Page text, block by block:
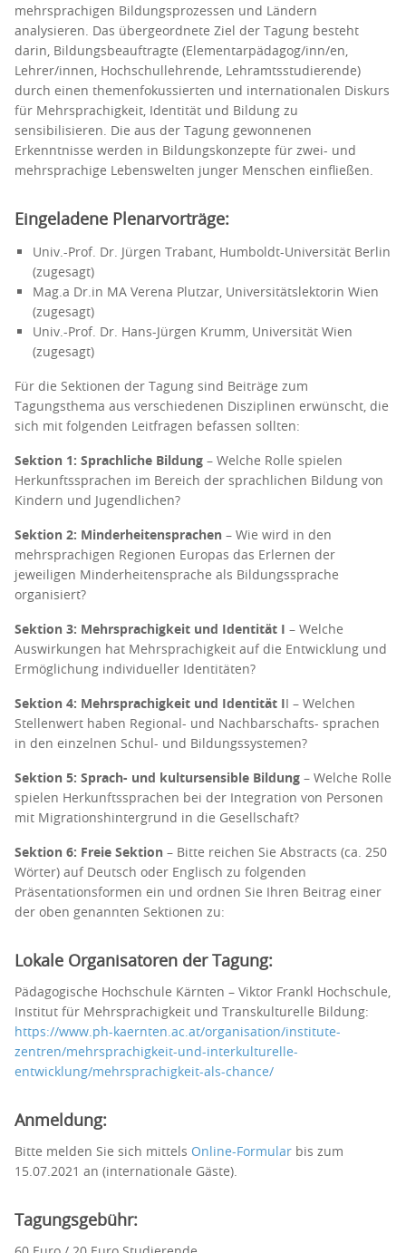
mehrsprachigen Bildungsprozessen und Ländern
analysieren. Das übergeordnete Ziel der Tagung besteht
darin, Bildungsbeauftragte (Elementarpädagog/inn/en,
Lehrer/innen, Hochschullehrende, Lehramtsstudierende)
durch einen themenfokussierten und internationalen Diskurs
für Mehrsprachigkeit, Identität und Bildung zu
sensibilisieren. Die aus der Tagung gewonnenen
Erkenntnisse werden in Bildungskonzepte für zwei- und
mehrsprachige Lebenswelten junger Menschen einfließen.
Eingeladene Plenarvorträge:
Univ.-Prof. Dr. Jürgen Trabant, Humboldt-Universität Berlin
(zugesagt)
Mag.a Dr.in MA Verena Plutzar, Universitätslektorin Wien
(zugesagt)
Univ.-Prof. Dr. Hans-Jürgen Krumm, Universität Wien
(zugesagt)
Für die Sektionen der Tagung sind Beiträge zum
Tagungsthema aus verschiedenen Disziplinen erwünscht, die
sich mit folgenden Leitfragen befassen sollten:
Sektion 1: Sprachliche Bildung – Welche Rolle spielen
Herkunftssprachen im Bereich der sprachlichen Bildung von
Kindern und Jugendlichen?
Sektion 2: Minderheitensprachen – Wie wird in den
mehrsprachigen Regionen Europas das Erlernen der
jeweiligen Minderheitensprache als Bildungssprache
organisiert?
Sektion 3: Mehrsprachigkeit und Identität I – Welche
Auswirkungen hat Mehrsprachigkeit auf die Entwicklung und
Ermöglichung individueller Identitäten?
Sektion 4: Mehrsprachigkeit und Identität II – Welchen
Stellenwert haben Regional- und Nachbarschafts- sprachen
in den einzelnen Schul- und Bildungssystemen?
Sektion 5: Sprach- und kultursensible Bildung – Welche Rolle
spielen Herkunftssprachen bei der Integration von Personen
mit Migrationshintergrund in die Gesellschaft?
Sektion 6: Freie Sektion – Bitte reichen Sie Abstracts (ca. 250
Wörter) auf Deutsch oder Englisch zu folgenden
Präsentationsformen ein und ordnen Sie Ihren Beitrag einer
der oben genannten Sektionen zu:
Lokale Organisatoren der Tagung:
Pädagogische Hochschule Kärnten – Viktor Frankl Hochschule,
Institut für Mehrsprachigkeit und Transkulturelle Bildung:
https://www.ph-kaernten.ac.at/organisation/institute-
zentren/mehrsprachigkeit-und-interkulturelle-
entwicklung/mehrsprachigkeit-als-chance/
Anmeldung:
Bitte melden Sie sich mittels Online-Formular bis zum
15.07.2021 an (internationale Gäste).
Tagungsgebühr: